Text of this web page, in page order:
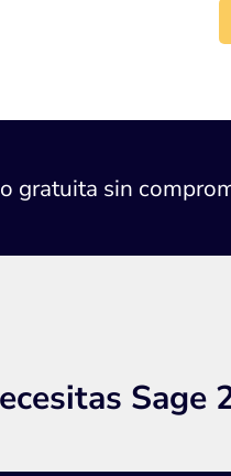
gratuita sin
Sage